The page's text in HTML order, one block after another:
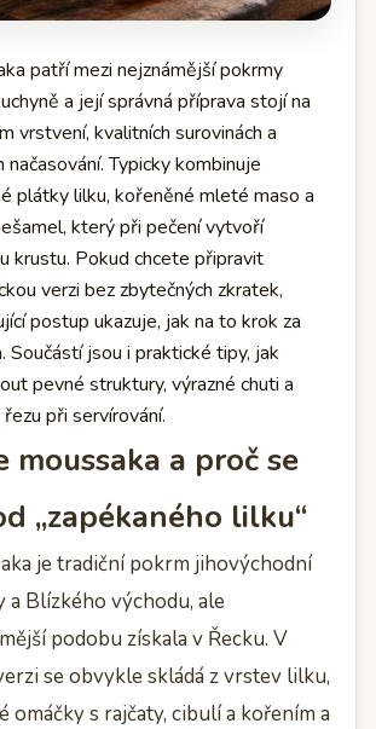
patří mezi nejznámější pokrmy
a její správná příprava stojí na
vrstvení, kvalitních surovinách a
načasování. Typicky kombinuje
plátky lilku, kořeněné mleté maso a
který při pečení vytvoří
krustu. Pokud chcete připravit
verzi bez zbytečných zkratek,
postup ukazuje, jak na to krok za
Součástí jsou i praktické tipy, jak
pevné struktury, výrazné chuti a
při servírování.
moussaka a proč se
„zapékaného lilku“
je tradiční pokrm jihovýchodní
a Blízkého východu, ale
podobu získala v Řecku. V
se obvykle skládá z vrstev lilku,
omáčky s rajčaty, cibulí a kořením a